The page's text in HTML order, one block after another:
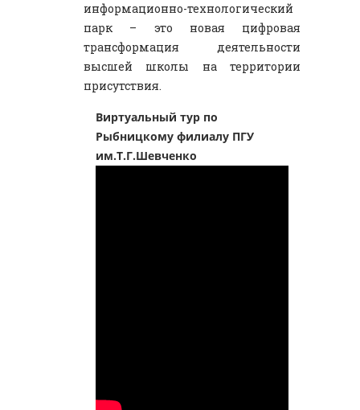
информационно-технологический
парк – это новая цифровая
трансформация деятельности
высшей школы на территории
присутствия.
Виртуальный тур по
Рыбницкому филиалу ПГУ
им.Т.Г.Шевченко